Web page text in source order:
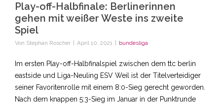
Play-off-Halbfinale: Berlinerinnen
gehen mit weißer Weste ins zweite
Spiel
Von Stephan Roscher April 10, 2021 bundesliga
Im ersten Play-off-Halbfinalspiel zwischen dem ttc berlin
eastside und Liga-Neuling ESV Weil ist der Titelverteidiger
seiner Favoritenrolle mit einem 8:0-Sieg gerecht geworden.
Nach dem knappen 5:3-Sieg im Januar in der Punktrunde